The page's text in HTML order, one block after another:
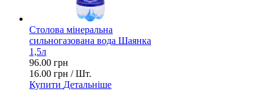
Столова мінеральна
сильногазована вода Шаянка
1,5л
96.00 грн
16.00 грн / Шт.
Купити Детальніше